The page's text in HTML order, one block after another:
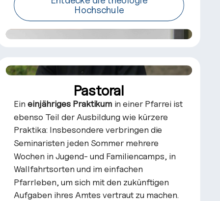
Hochschule
Pastoral
Ein einjähriges Praktikum in einer Pfarrei ist
ebenso Teil der Ausbildung wie kürzere
Praktika: Insbesondere verbringen die
Seminaristen jeden Sommer mehrere
Wochen in Jugend- und Familiencamps, in
Wallfahrtsorten und im einfachen
Pfarrleben, um sich mit den zukünftigen
Aufgaben ihres Amtes vertraut zu machen.